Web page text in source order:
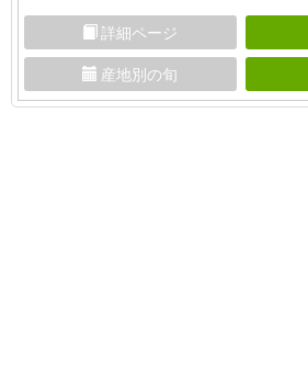
詳細ページ
産地別の旬